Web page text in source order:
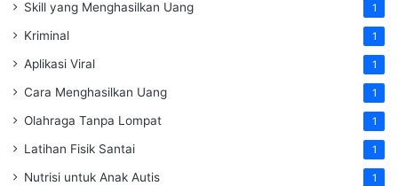
Skill yang Menghasilkan Uang 1
Kriminal 1
Aplikasi Viral 1
Cara Menghasilkan Uang 1
Olahraga Tanpa Lompat 1
Latihan Fisik Santai 1
Nutrisi untuk Anak Autis 1